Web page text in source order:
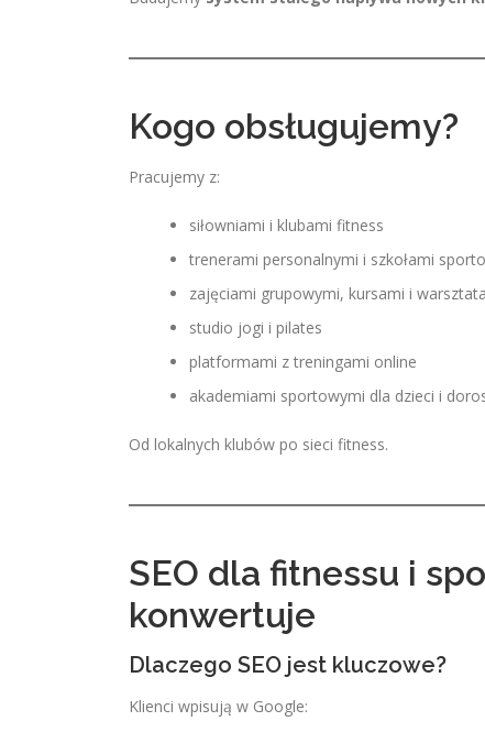
Kogo obsługujemy?
Pracujemy z:
siłowniami i klubami fitness
trenerami personalnymi i szkołami
zajęciami grupowymi, kursami i
studio jogi i pilates
platformami z treningami online
akademiami sportowymi dla dzieci i
Od lokalnych klubów po sieci fitness.
SEO dla fitnessu i
konwertuje
Dlaczego SEO jest kluczowe?
Klienci wpisują w Google: